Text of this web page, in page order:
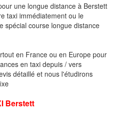
une longue distance à Berstett
taxi immédiatement ou le
spécial course longue distance
en France ou en Europe pour
en taxi depuis / vers
détaillé et nous l'étudirons
Berstett